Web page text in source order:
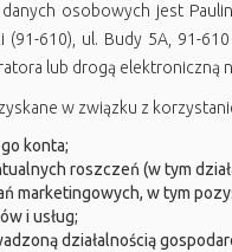
osobowych jest
(91-610), ul. Budy 5A, 91-
lub drogą elektroniczną
w związku z
konta;
roszczeń (w tym
marketingowych, w tym
i usług;
działalnością